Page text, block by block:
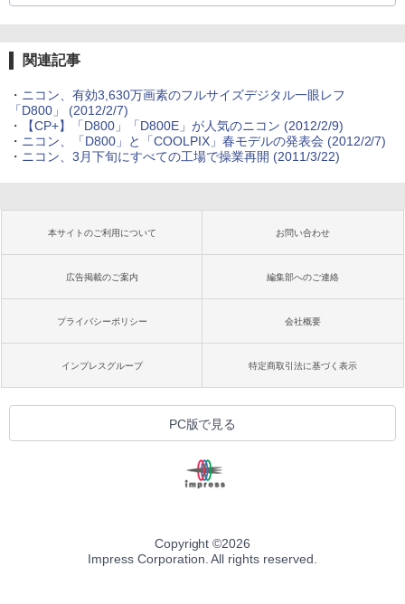
関連記事
・ ニコン、有効3,630万画素のフルサイズデジタル一眼レフ
「D800」 (2012/2/7)
・
【CP+】「D800」「D800E」が人気のニコン (2012/2/9)
・ ニコン、「D800」と「COOLPIX」春モデルの発表会 (2012/2/7)
・ ニコン、3月下旬にすべての工場で操業再開 (2011/3/22)
本サイトのご利用について お問い合わせ
広告掲載のご案内 編集部へのご連絡
プライバシーポリシー 会社概要
インプレスグループ 特定商取引法に基づく表示
PC版で見る
Copyright ©2026
Impress Corporation. All rights reserved.